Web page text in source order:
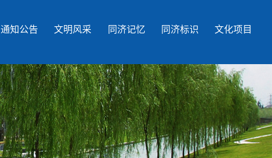
通知公告 文明风采 同济记忆 同济标识 文化项目